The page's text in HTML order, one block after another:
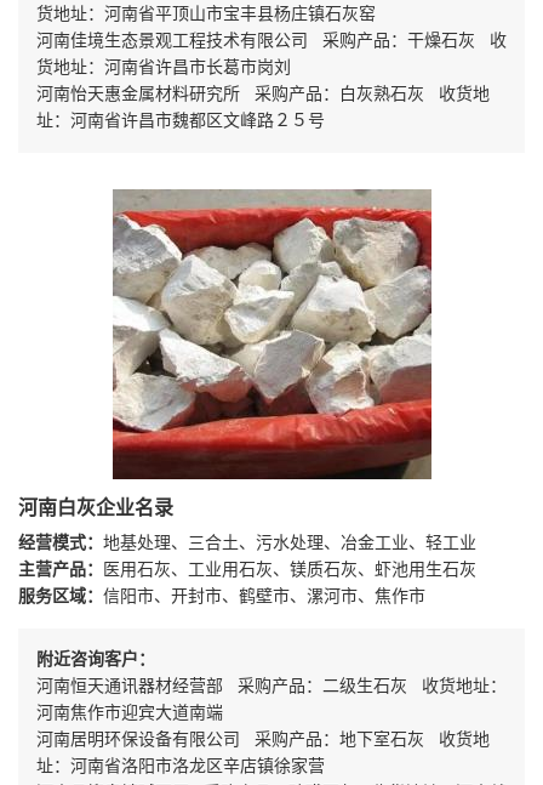
货地址：河南省平顶山市宝丰县杨庄镇石灰窑
河南佳境生态景观工程技术有限公司 采购产品：干燥石灰 收
货地址：河南省许昌市长葛市岗刘
河南怡天惠金属材料研究所 采购产品：白灰熟石灰 收货地
址：河南省许昌市魏都区文峰路２５号
河南白灰企业名录
经营模式： 地基处理、三合土、污水处理、冶金工业、轻工业
主营产品：
医用石灰、工业用石灰、镁质石灰、虾池用生石灰
服务区域： 信阳市、开封市、鹤壁市、漯河市、焦作市
附近咨询客户：
河南恒天通讯器材经营部 采购产品：二级生石灰 收货地址：
河南焦作市迎宾大道南端
河南居明环保设备有限公司 采购产品：地下室石灰 收货地
址：河南省洛阳市洛龙区辛店镇徐家营